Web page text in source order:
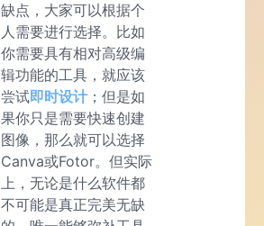
缺点，大家可以根据个
人需要进行选择。比如
你需要具有相对高级编
辑功能的工具，就应该
尝试即时设计 ；但是如
果你只是需要快速创建
图像，那么就可以选择
Canva或Fotor。但实际
上，无论是什么软件都
不可能是真正完美无缺